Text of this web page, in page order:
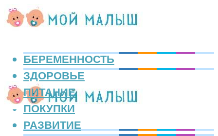
БЕРЕМЕННОСТЬ
ЗДОРОВЬЕ
ПИТАНИЕ
ПОКУПКИ
РАЗВИТИЕ